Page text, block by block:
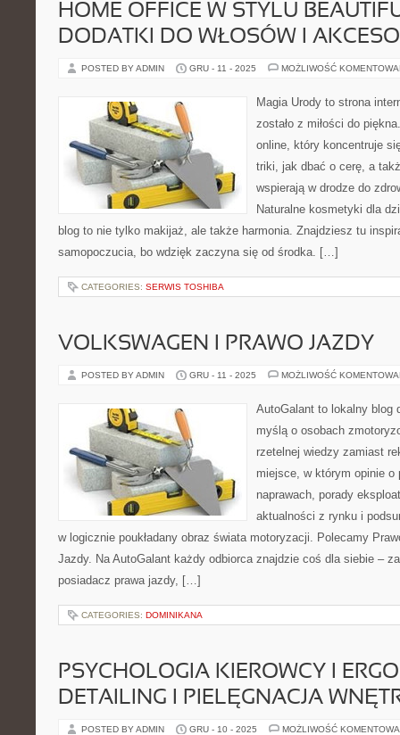
HOME OFFICE W STYLU
DODATKI DO WŁOSÓW I
POSTED BY ADMIN GRU - 11 - 2025 MOŻLIWOŚĆ
Magia Urody to strona
zostało z miłości do
online, który koncentruje
triki, jak dbać o cerę, a
wspierają w drodze do
Naturalne kosmetyki dla
blog to nie tylko makijaż, ale także harmonia. Znajdziesz tu
samopoczucia, bo wdzięk zaczyna się od środka. […]
CATEGORIES: SERWIS TOSHIBA
VOLKSWAGEN I PRAWO JAZDY
POSTED BY ADMIN GRU - 11 - 2025 MOŻLIWOŚĆ
AutoGalant to lokalny blog
myślą o osobach
rzetelnej wiedzy zamiast
miejsce, w którym opinie
naprawach, porady
aktualności z rynku i
w logicznie poukładany obraz świata motoryzacji. Polecamy
Jazdy. Na AutoGalant każdy odbiorca znajdzie coś dla siebie –
posiadacz prawa jazdy, […]
CATEGORIES: DOMINIKANA
PSYCHOLOGIA KIEROWCY I
DETAILING I PIELĘGNACJA
POSTED BY ADMIN GRU - 10 - 2025 MOŻLIWOŚĆ